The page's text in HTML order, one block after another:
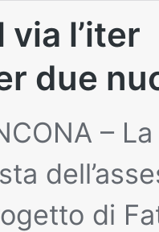
via l’iter
due
–
di